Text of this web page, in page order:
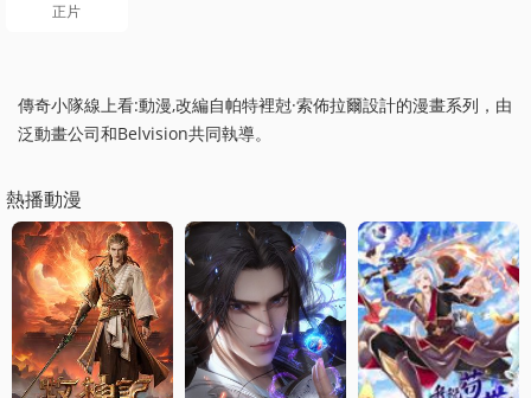
正片
傳奇小隊線上看:動漫,改編自帕特裡尅·索佈拉爾設計的漫畫系列，由
泛動畫公司和Belvision共同執導。
熱播動漫